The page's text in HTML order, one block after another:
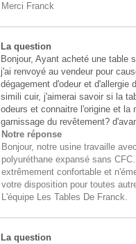
Merci Franck
La question
Bonjour, Ayant acheté une table
j'ai renvoyé au vendeur pour
dégagement d'odeur et d'allergie
simili cuir, j'aimerai savoir si la
odeurs et connaitre l'origine et la
garnissage du revêtement?
Notre réponse
Bonjour, notre usine travaille
polyuréthane expansé sans
extrêmement confortable et
votre disposition pour toutes
L'équipe Les Tables De Franck.
La question